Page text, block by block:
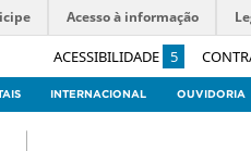
ACESSIBILIDADE 5
Acesso à informação
INTERNACIONAL OUVIDORIA